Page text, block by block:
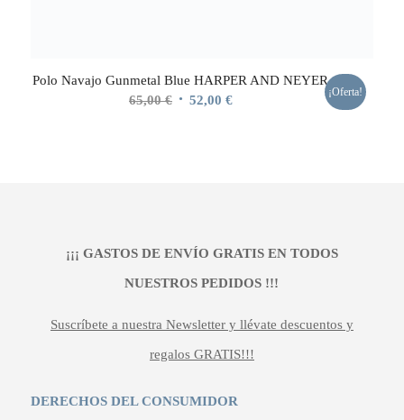
Polo Navajo Gunmetal Blue HARPER AND NEYER
65,00€ El 52,00 €El
¡Oferta!
¡¡¡ GASTOS DE ENVÍO GRATIS EN TODOS
NUESTROS PEDIDOS !!!
Suscríbete a nuestra Newsletter y llévate descuentos y
regalos GRATIS!!!
DERECHOS DEL CONSUMIDOR